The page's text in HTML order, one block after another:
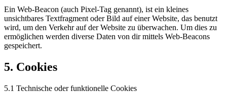
Ein Web-Beacon (auch Pixel-Tag genannt), ist ein kleines
unsichtbares Textfragment oder Bild auf einer Website, das benutzt
wird, um den Verkehr auf der Website zu überwachen. Um dies zu
ermöglichen werden diverse Daten von dir mittels Web-Beacons
gespeichert.
5. Cookies
5.1 Technische oder funktionelle Cookies